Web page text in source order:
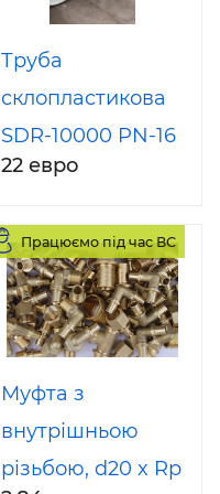
Труба
склопластикова
SDR-10000 PN-16
DN-1000 (800,
1200, 1400)
відрізок 12 м
22 евро
Працюємо під час ВС
Муфта з
внутрішньою
різьбою, d20 x Rp